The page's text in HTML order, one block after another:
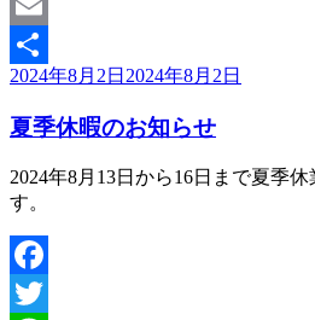
Evernote
Email
共
有
投
日:
2024年8月2日 2024年8月2日
夏季休暇のお知らせ
2024年8月13日から16日まで夏季
す。
Facebook